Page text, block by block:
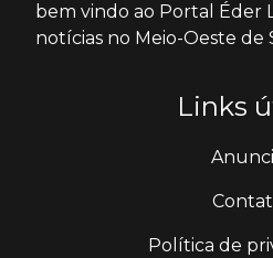
bem vindo ao Portal Éder
notícias no Meio-Oeste de
Links
Política de